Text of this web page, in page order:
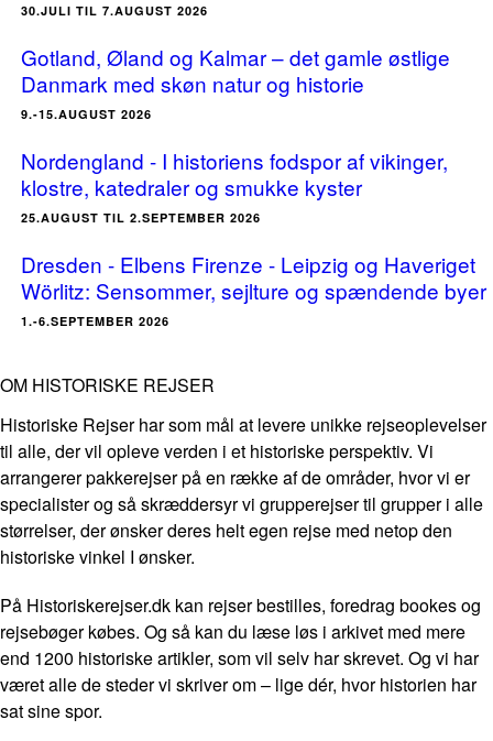
30.JULI TIL 7.AUGUST 2026
Gotland, Øland og Kalmar – det gamle østlige
Danmark med skøn natur og historie
9.-15.AUGUST 2026
Nordengland - I historiens fodspor af vikinger,
klostre, katedraler og smukke kyster
25.AUGUST TIL 2.SEPTEMBER 2026
Dresden - Elbens Firenze - Leipzig og Haveriget
Wörlitz: Sensommer, sejlture og spændende byer
1.-6.SEPTEMBER 2026
OM HISTORISKE REJSER
Historiske Rejser har som mål at levere unikke rejseoplevelser
til alle, der vil opleve verden i et historiske perspektiv. Vi
arrangerer pakkerejser på en række af de områder, hvor vi er
specialister og så skræddersyr vi grupperejser til grupper i alle
størrelser, der ønsker deres helt egen rejse med netop den
historiske vinkel I ønsker.
På Historiskerejser.dk kan rejser bestilles, foredrag bookes og
rejsebøger købes. Og så kan du læse løs i arkivet med mere
end 1200 historiske artikler, som vil selv har skrevet. Og vi har
været alle de steder vi skriver om – lige dér, hvor historien har
sat sine spor.